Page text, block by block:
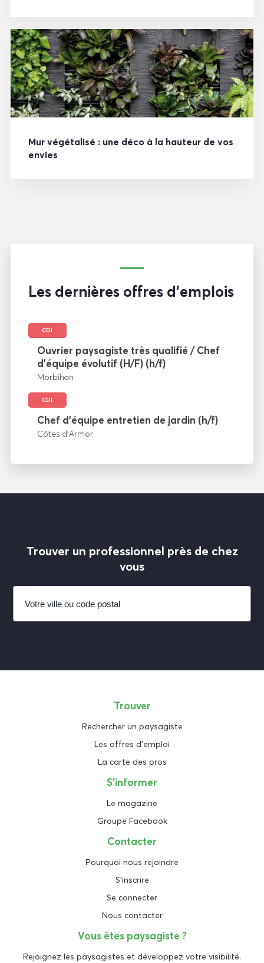
Mur végétalisé : une déco à la hauteur de vos
envies
Les dernières offres d'emplois
CDI
Ouvrier paysagiste très qualifié / Chef
d’équipe évolutif (H/F) (h/f)
Morbihan
CDI
Chef d’équipe entretien de jardin (h/f)
Côtes d’Armor
Trouver un professionnel près de chez
vous
Trouver
Rechercher un paysagiste
Les offres d'emploi
La carte des pros
S'informer
Le magazine
Groupe Facebook
Contacter
Pourquoi nous rejoindre
S'inscrire
Se connecter
Nous contacter
Vous êtes paysagiste ?
Rejoignez les paysagistes et développez votre visibilité.